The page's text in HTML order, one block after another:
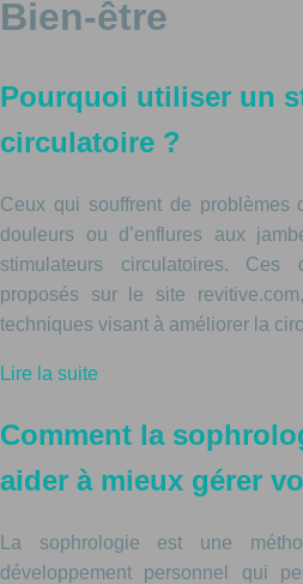
Bien-être
Pourquoi utiliser un
circulatoire ?
Ceux qui souffrent de problèmes
douleurs ou d’enflures aux
stimulateurs circulatoires. Ces
proposés sur le site
techniques visant à améliorer la
Lire la suite
Comment la
aider à mieux gérer
La sophrologie est une
développement personnel qui